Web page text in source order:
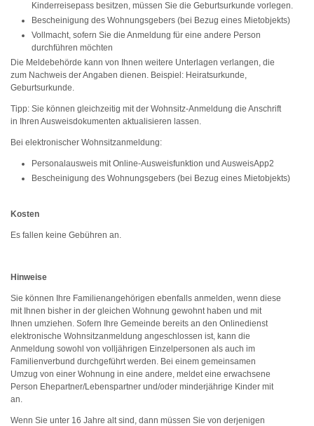
Kinderreisepass besitzen, müssen Sie die Geburtsurkunde vorlegen.
Bescheinigung des Wohnungsgebers (bei Bezug eines Mietobjekts)
Vollmacht, sofern Sie die Anmeldung für eine andere Person
durchführen möchten
Die Meldebehörde kann von Ihnen weitere Unterlagen verlangen, die
zum Nachweis der Angaben dienen. Beispiel: Heiratsurkunde,
Geburtsurkunde.
Tipp: Sie können gleichzeitig mit der Wohnsitz-Anmeldung die Anschrift
in Ihren Ausweisdokumenten aktualisieren lassen.
Bei elektronischer Wohnsitzanmeldung:
Personalausweis mit Online-Ausweisfunktion und AusweisApp2
Bescheinigung des Wohnungsgebers (bei Bezug eines Mietobjekts)
Kosten
Es fallen keine Gebühren an.
Hinweise
Sie können Ihre Familienangehörigen ebenfalls anmelden, wenn diese
mit Ihnen bisher in der gleichen Wohnung gewohnt haben und mit
Ihnen umziehen. Sofern Ihre Gemeinde bereits an den Onlinedienst
elektronische Wohnsitzanmeldung angeschlossen ist, kann die
Anmeldung sowohl von volljährigen Einzelpersonen als auch im
Familienverbund durchgeführt werden. Bei einem gemeinsamen
Umzug von einer Wohnung in eine andere, meldet eine erwachsene
Person Ehepartner/Lebenspartner und/oder minderjährige Kinder mit
an.
Wenn Sie unter 16 Jahre alt sind, dann müssen Sie von derjenigen